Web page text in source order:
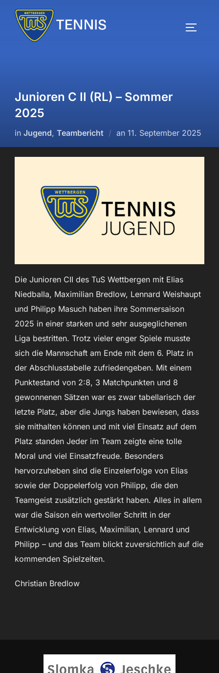
Inhalt
springen
Junioren C II (RL) – Sommer
2025
in Jugend, Teambericht an Veröffentlicht
am
11. September 2025
Die Junioren CII des TuS Wettbergen mit Elias
Niedballa, Maximilian Bredlow, Lennard Weishaupt
und Philipp Masuch haben ihre Sommersaison
2025 in einer starken und sehr ausgeglichenen
Liga bestritten. Trotz vieler enger Spiele musste
sich die Mannschaft am Ende mit dem 6. Platz in
der Abschlusstabelle zufriedengeben. Mit einem
Punktestand von 2:8, 3 Matchpunkten und 8
gewonnenen Sätzen war es zwar tabellarisch der
letzte Platz, aber die Jungs haben bewiesen, dass
sie mithalten können und mit viel Einsatz auf dem
Platz standen Jeder im Team zeigte eine tolle
Moral und viel Einsatzfreude. Besonders
hervorzuheben sind die Einzelerfolge von Elias
sowie der Doppelerfolg von Philipp, die den
Teamgeist zusätzlich gestärkt haben. Alles in allem
war die Saison ein wertvoller Schritt in der
Entwicklung von Elias, Maximilian, Lennard und
Philipp – und das Team blickt zuversichtlich auf die
kommenden Spielzeiten.
Christian Bredlow